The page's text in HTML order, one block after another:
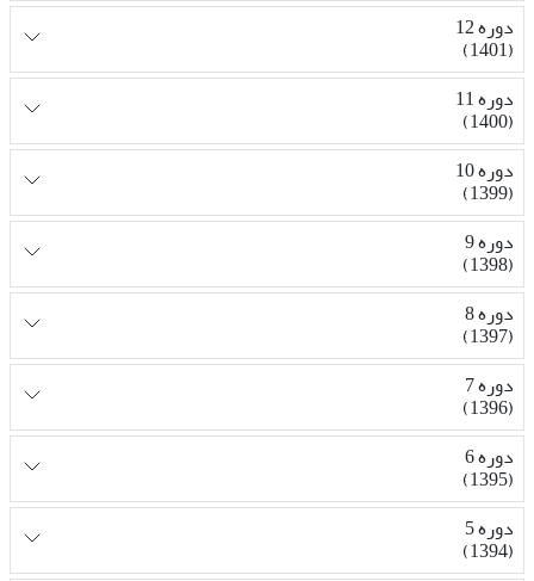
دوره 12
(1401)
دوره 11
(1400)
دوره 10
(1399)
دوره 9
(1398)
دوره 8
(1397)
دوره 7
(1396)
دوره 6
(1395)
دوره 5
(1394)